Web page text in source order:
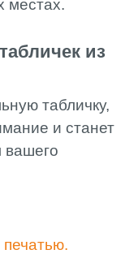
местах.
из
табличку,
и станет
вашего